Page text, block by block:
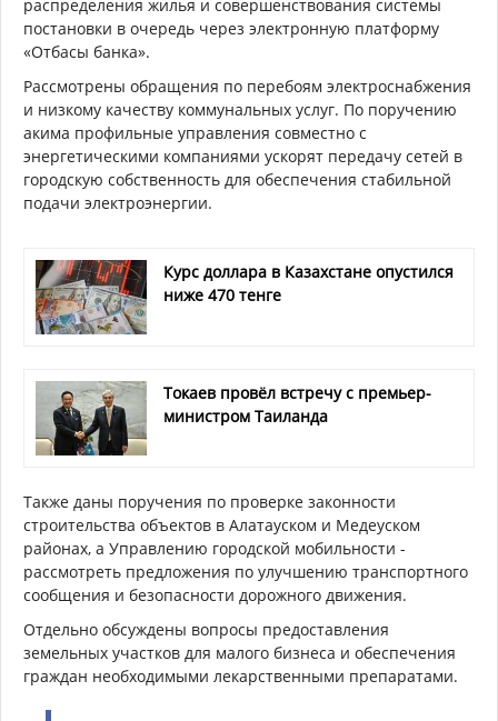
распределения жилья и совершенствования системы
постановки в очередь через электронную платформу
«Отбасы банка».
Рассмотрены обращения по перебоям электроснабжения
и низкому качеству коммунальных услуг. По поручению
акима профильные управления совместно с
энергетическими компаниями ускорят передачу сетей в
городскую собственность для обеспечения стабильной
подачи электроэнергии.
Курс доллара в Казахстане опустился
ниже 470 тенге
Токаев провёл встречу с премьер-
министром Таиланда
Также даны поручения по проверке законности
строительства объектов в Алатауском и Медеуском
районах, а Управлению городской мобильности -
рассмотреть предложения по улучшению транспортного
сообщения и безопасности дорожного движения.
Отдельно обсуждены вопросы предоставления
земельных участков для малого бизнеса и обеспечения
граждан необходимыми лекарственными препаратами.